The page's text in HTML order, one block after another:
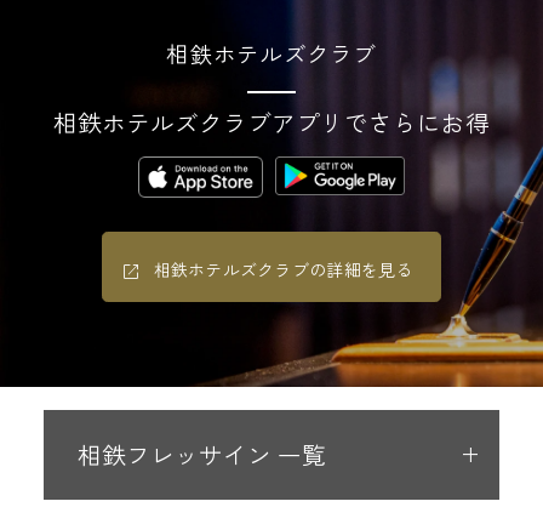
相鉄ホテルズクラブ
相鉄ホテルズクラブアプリでさらにお得
相鉄ホテルズクラブの詳細を見る
相鉄フレッサイン 一覧